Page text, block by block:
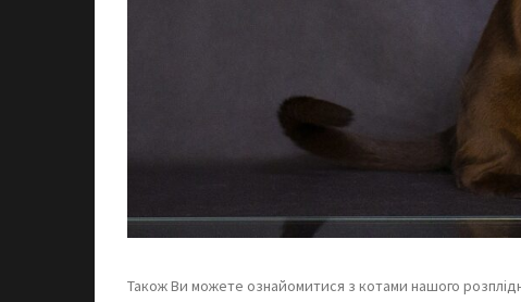
Також Ви можете ознайомитися з котами нашого